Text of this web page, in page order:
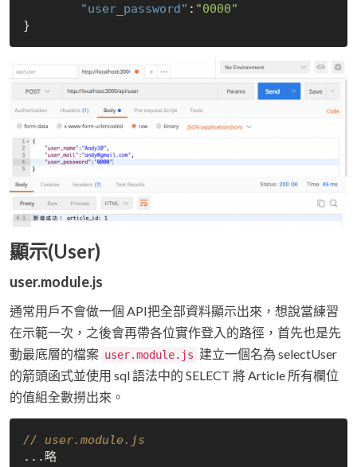
"user_password" : "0000"
顯示(User)
user.module.js
通常用戶不會做一個 API把全部資料顯示出來，想說當練習
在示範一次，之後會再帶各位實作登入的路徑，首先也是先
動最底層的檔案 user.module.js 建立一個名為 selectUser
的箭頭函式並使用 sql 語法中的 SELECT 將 Article 所有欄位
的值組全數撈出來。
// user.module.js
...略